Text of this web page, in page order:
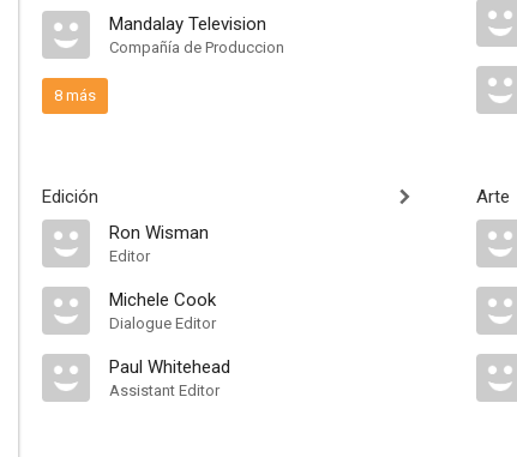
Mandalay Television
Compañía de Produccion
8 más
Edición
Ron Wisman
Editor
Michele Cook
Dialogue Editor
Paul Whitehead
Assistant Editor
Arte